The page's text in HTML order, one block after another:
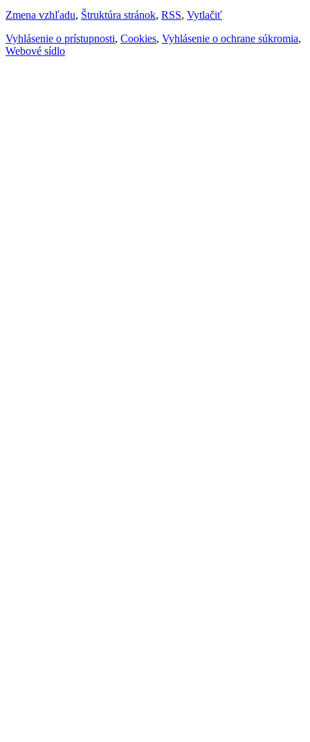
Zmena vzhľadu, Štruktúra stránok, RSS, Vytlačiť
Vyhlásenie o prístupnosti, Cookies, Vyhlásenie o ochrane súkromia,
Webové sídlo